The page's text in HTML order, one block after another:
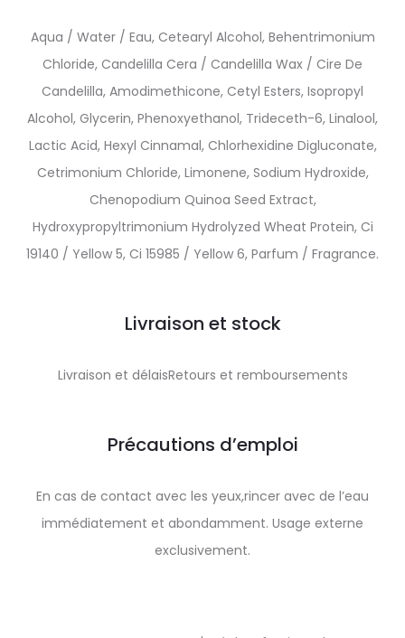
Aqua / Water / Eau, Cetearyl Alcohol, Behentrimonium
Chloride, Candelilla Cera / Candelilla Wax / Cire De
Candelilla, Amodimethicone, Cetyl Esters, Isopropyl
Alcohol, Glycerin, Phenoxyethanol, Trideceth-6, Linalool,
Lactic Acid, Hexyl Cinnamal, Chlorhexidine Digluconate,
Cetrimonium Chloride, Limonene, Sodium Hydroxide,
Chenopodium Quinoa Seed Extract,
Hydroxypropyltrimonium Hydrolyzed Wheat Protein, Ci
19140 / Yellow 5, Ci 15985 / Yellow 6, Parfum / Fragrance.
Livraison et stock
Livraison et délaisRetours et remboursements
Précautions d’emploi
En cas de contact avec les yeux,rincer avec de l’eau
immédiatement et abondamment. Usage externe
exclusivement.